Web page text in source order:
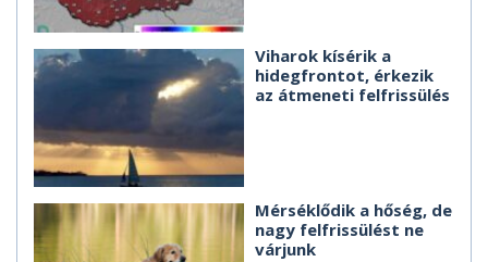
Viharok kísérik a
hidegfrontot, érkezik
az átmeneti felfrissülés
Mérséklődik a hőség, de
nagy felfrissülést ne
várjunk